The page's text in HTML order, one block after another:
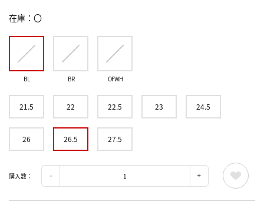
在庫 〇
BL BR OFWH
21.5 22 22.5 23 24.5
26 26.5 27.5
購入数：